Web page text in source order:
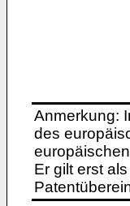
Anmerkung:
des
Er gilt erst